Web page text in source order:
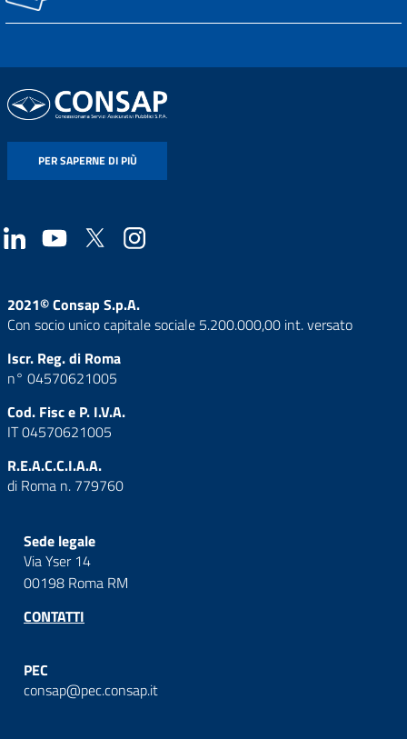
PER SAPERNE DI PIÙ
2021© Consap S.p.A.
Con socio unico capitale sociale 5.200.000,00 int. versato
Iscr. Reg. di Roma
n° 04570621005
Cod. Fisc e P. I.V.A.
IT 04570621005
R.E.A.C.C.I.A.A.
di Roma n. 779760
Sede legale
Via Yser 14
00198 Roma RM
CONTATTI
PEC
consap@pec.consap.it